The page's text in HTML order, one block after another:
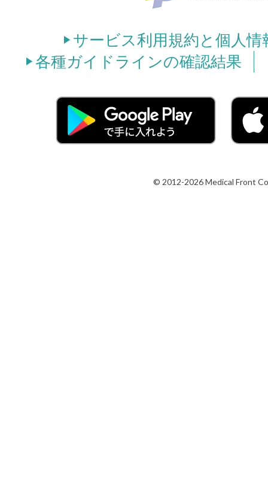
サービス利用規約と個人
各種ガイドラインの確認結果
© 2012-2026 Medical Front